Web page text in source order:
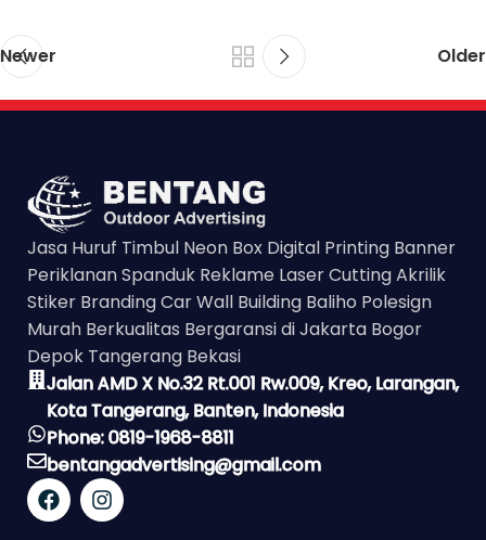
Newer Older
Jasa Huruf Timbul Neon Box Digital Printing Banner
Periklanan Spanduk Reklame Laser Cutting Akrilik
Stiker Branding Car Wall Building Baliho Polesign
Murah Berkualitas Bergaransi di Jakarta Bogor
Depok Tangerang Bekasi
Jalan AMD X No.32 Rt.001 Rw.009, Kreo, Larangan,
Kota Tangerang, Banten, Indonesia
Phone: 0819-1968-8811
bentangadvertising@gmail.com